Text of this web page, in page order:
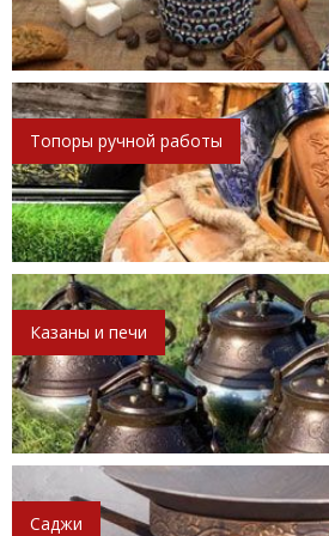
Топоры ручной работы
Казаны и печи
Саджи